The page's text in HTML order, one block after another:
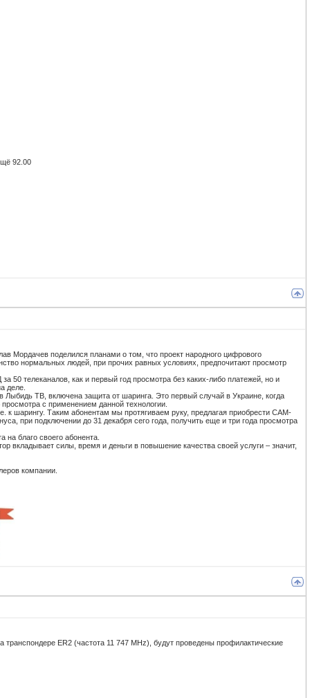
92.00
Мордачев поделился планами о том, что проект народного цифрового
нормальных людей, при прочих равных условиях, предпочитают просмотр
50 телеканалов, как и первый год просмотра без каких-либо платежей, но и
деле.
Лыбидь ТВ, включена защита от шаринга. Это первый случай в Украине, когда
с применением данной технологии.
к шарингу. Таким абонентам мы протягиваем руку, предлагая приобрести CAM-
при подключении до 31 декабря сего года, получить еще и три года просмотра
благо своего абонента.
вкладывает силы, время и деньги в повышение качества своей услуги – значит,
компании.
транспондере ER2 (частота 11 747 MHz), будут проведены профилактические